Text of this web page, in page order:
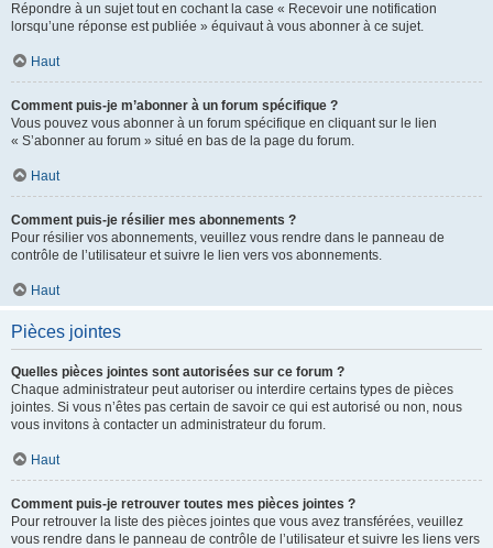
Répondre à un sujet tout en cochant la case « Recevoir une notification
lorsqu’une réponse est publiée » équivaut à vous abonner à ce sujet.
Haut
Comment puis-je m’abonner à un forum spécifique ?
Vous pouvez vous abonner à un forum spécifique en cliquant sur le lien
« S’abonner au forum » situé en bas de la page du forum.
Haut
Comment puis-je résilier mes abonnements ?
Pour résilier vos abonnements, veuillez vous rendre dans le panneau de
contrôle de l’utilisateur et suivre le lien vers vos abonnements.
Haut
Pièces jointes
Quelles pièces jointes sont autorisées sur ce forum ?
Chaque administrateur peut autoriser ou interdire certains types de pièces
jointes. Si vous n’êtes pas certain de savoir ce qui est autorisé ou non, nous
vous invitons à contacter un administrateur du forum.
Haut
Comment puis-je retrouver toutes mes pièces jointes ?
Pour retrouver la liste des pièces jointes que vous avez transférées, veuillez
vous rendre dans le panneau de contrôle de l’utilisateur et suivre les liens vers